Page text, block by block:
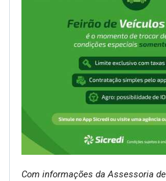
Com informações da Assessoria